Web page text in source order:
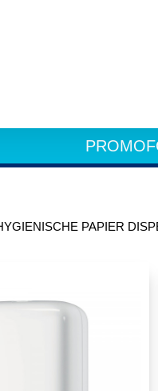
HYGIENISCHE PAPIER